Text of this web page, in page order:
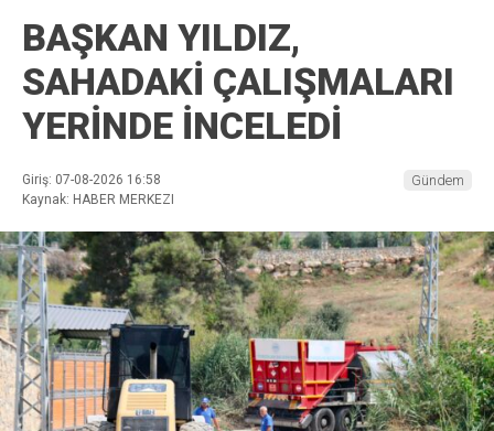
BAŞKAN YILDIZ,
SAHADAKİ ÇALIŞMALARI
YERİNDE İNCELEDİ
Giriş: 07-08-2026 16:58
Kaynak: HABER MERKEZI
Gündem